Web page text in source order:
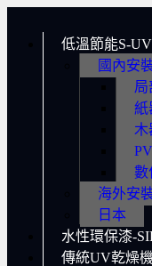
低溫節能S-
國內安
局
紙
木
數
海外安
日本
水性環保漆-
傳統UV乾燥機